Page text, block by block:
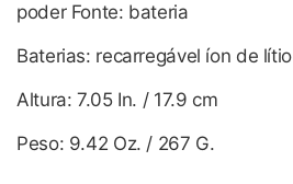
poder Fonte: bateria
Baterias: recarregável íon de lítio
Altura: 7.05 In. / 17.9 cm
Peso: 9.42 Oz. / 267 G.